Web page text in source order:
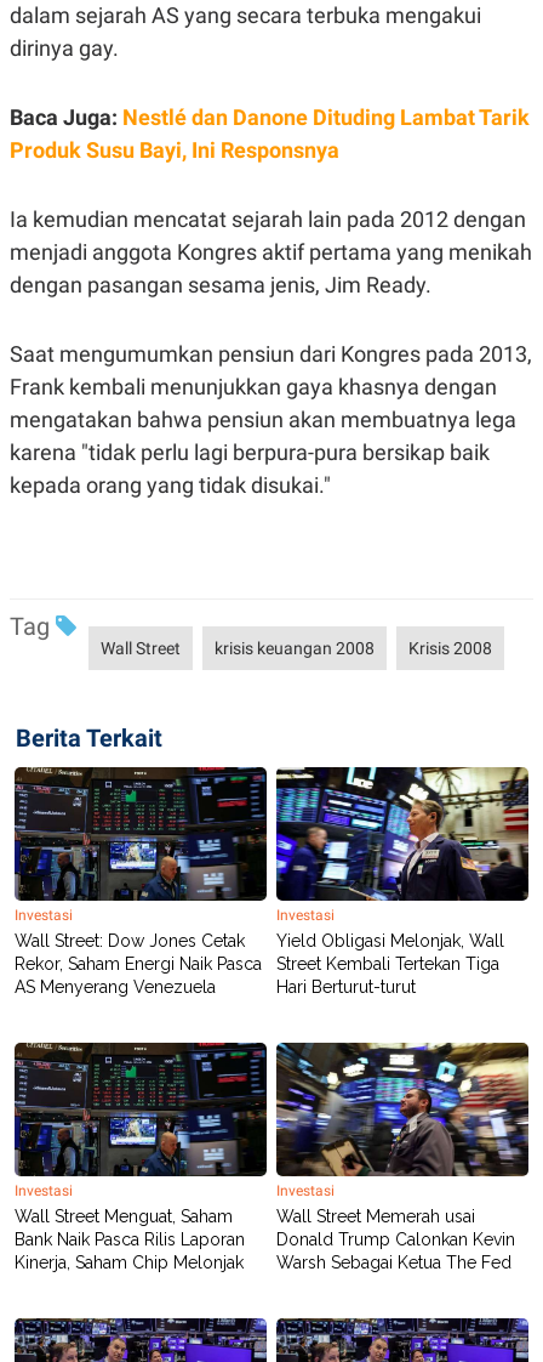
dalam sejarah AS yang secara terbuka mengakui
dirinya gay.
Baca Juga: Nestlé dan Danone Dituding Lambat Tarik
Produk Susu Bayi, Ini Responsnya
Ia kemudian mencatat sejarah lain pada 2012 dengan
menjadi anggota Kongres aktif pertama yang menikah
dengan pasangan sesama jenis, Jim Ready.
Saat mengumumkan pensiun dari Kongres pada 2013,
Frank kembali menunjukkan gaya khasnya dengan
mengatakan bahwa pensiun akan membuatnya lega
karena "tidak perlu lagi berpura-pura bersikap baik
kepada orang yang tidak disukai."
Tag
Wall Street krisis keuangan 2008 Krisis 2008
Berita Terkait
Investasi
Wall Street: Dow Jones Cetak
Rekor, Saham Energi Naik Pasca
AS Menyerang Venezuela
Investasi
Yield Obligasi Melonjak, Wall
Street Kembali Tertekan Tiga
Hari Berturut-turut
Investasi
Wall Street Menguat, Saham
Bank Naik Pasca Rilis Laporan
Kinerja, Saham Chip Melonjak
Investasi
Wall Street Memerah usai
Donald Trump Calonkan Kevin
Warsh Sebagai Ketua The Fed